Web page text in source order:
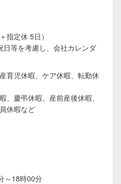
指定休 5日）
等を考慮し、会社カレンダ
育児休暇、ケア休暇、転勤休
、慶弔休暇、産前産後休暇、
休暇など
～18時00分